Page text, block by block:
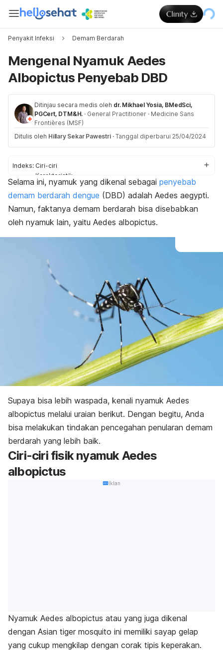
Penyakit Infeksi Demam Berdarah
Mengenal Nyamuk Aedes
Albopictus Penyebab DBD
Ditinjau secara medis oleh dr. Mikhael Yosia, BMedSci,
PGCert, DTM&H. · General Practitioner · Medicine Sans
Frontières (MSF)
Ditulis oleh Hillary Sekar Pawestri · Tanggal diperbarui 25/04/2024
Indeks: Ciri-ciri
Karakteristik
Siklus hidup
Pencegahan
Selama ini, nyamuk yang dikenal sebagai penyebab
demam berdarah dengue (DBD) adalah Aedes aegypti.
Namun, faktanya demam berdarah bisa disebabkan
oleh nyamuk lain, yaitu Aedes albopictus.
Supaya bisa lebih waspada, kenali nyamuk Aedes
albopictus melalui uraian berikut. Dengan begitu, Anda
bisa melakukan tindakan pencegahan penularan demam
berdarah yang lebih baik.
Ciri-ciri fisik nyamukAedes
albopictus
Iklan
Nyamuk Aedes albopictus atau yang juga dikenal
dengan Asian tiger mosquito ini memiliki sayap gelap
yang cukup mengkilap dengan corak tipis keperakan.